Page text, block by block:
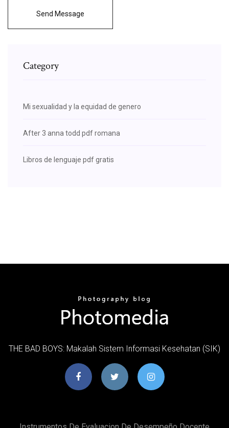
Send Message
Category
Mi sexualidad y la equidad de genero
After 3 anna todd pdf romana
Libros de lenguaje pdf gratis
THE BAD BOYS: Makalah Sistem Informasi Kesehatan (SIK)